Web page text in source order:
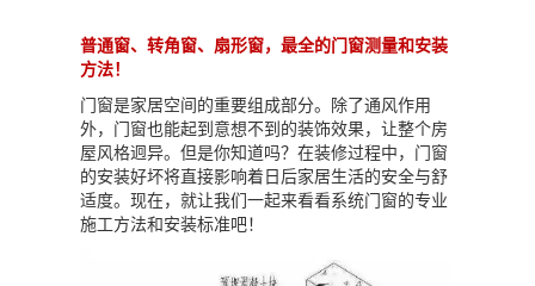
普通窗、转角窗、扇形窗，最全的门窗测量和安装
方法！
门窗是家居空间的重要组成部分。除了通风作用
外，门窗也能起到意想不到的装饰效果，让整个房
屋风格迥异。但是你知道吗？在装修过程中，门窗
的安装好坏将直接影响着日后家居生活的安全与舒
适度。现在，就让我们一起来看看系统门窗的专业
施工方法和安装标准吧！